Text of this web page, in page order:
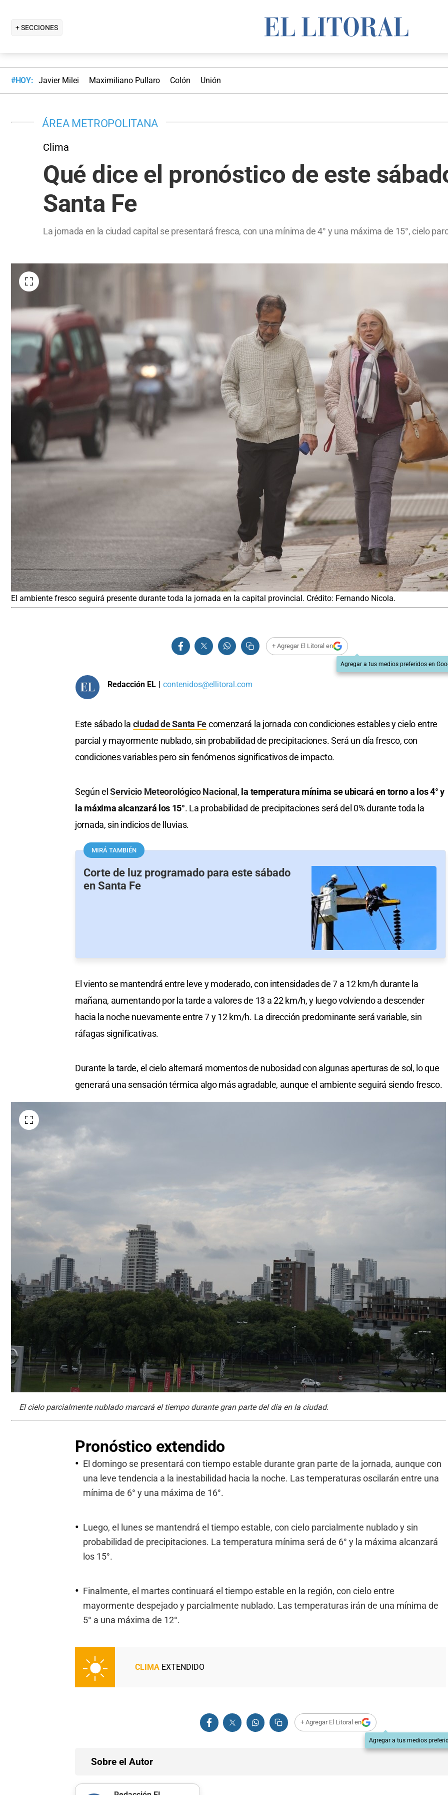
+ SECCIONES
#HOY: Javier Milei Maximiliano Pullaro Colón Unión
ÁREA METROPOLITANA
Clima
Qué dice el pronóstico de este
Santa Fe
La jornada en la ciudad capital se presentará fresca, con una mínima de 4° y una máxima de 15°, cielo
El ambiente fresco seguirá presente durante toda la jornada en la capital provincial. Crédito: Fernando Nicola.
+ Agregar El Litoral en
Agregar a tus medios preferidos en
Redacción EL | contenidos@ellitoral.com
Este sábado la ciudad de Santa Fecomenzará la jornada con condiciones estables y cielo entre
parcial y mayormente nublado, sin probabilidad de precipitaciones. Será un día fresco, con
condiciones variables pero sin fenómenos significativos de impacto.
Según elServicio Meteorológico Nacional , la temperatura mínima se ubicará en torno a los 4° y
la máxima alcanzará los 15°. La probabilidad de precipitaciones será del 0% durante toda la
jornada, sin indicios de lluvias.
MIRÁ TAMBIÉN
Corte de luz programado para este sábado
en Santa Fe
El viento se mantendrá entre leve y moderado, con intensidades de 7 a 12 km/h durante la
mañana, aumentando por la tarde a valores de 13 a 22 km/h, y luego volviendo a descender
hacia la noche nuevamente entre 7 y 12 km/h. La dirección predominante será variable, sin
ráfagas significativas.
Durante la tarde, el cielo alternará momentos de nubosidad con algunas aperturas de sol, lo que
generará una sensación térmica algo más agradable, aunque el ambiente seguirá siendo fresco.
El cielo parcialmente nublado marcará el tiempo durante gran parte del día en la ciudad.
Pronóstico extendido
El domingo se presentará con tiempo estable durante gran parte de la jornada, aunque con
una leve tendencia a la inestabilidad hacia la noche. Las temperaturas oscilarán entre una
mínima de 6° y una máxima de 16°.
Luego, el lunes se mantendrá el tiempo estable, con cielo parcialmente nublado y sin
probabilidad de precipitaciones. La temperatura mínima será de 6° y la máxima alcanzará
los 15°.
Finalmente, el martes continuará el tiempo estable en la región, con cielo entre
mayormente despejado y parcialmente nublado. Las temperaturas irán de una mínima de
5° a una máxima de 12°.
CLIMA EXTENDIDO
+ Agregar El Litoral en
Agregar a tus medios
Sobre el Autor